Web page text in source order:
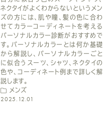
ネクタイがよくわからないというメン
ズの方には、肌や瞳、髪の色に合わ
せてカラーコーディネートを考える
パーソナルカラー診断がおすすめで
す。パーソナルカラーとは何か基礎
から解説し、パーソナルカラーごと
に似合うスーツ、シャツ、ネクタイの
色や、コーディネート例まで詳しく解
説します。
メンズ
2025.12.01